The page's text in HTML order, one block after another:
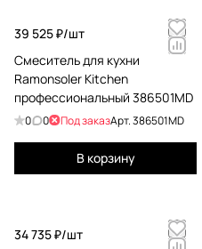
39 525 ₽/шт
Смеситель для кухни
Ramonsoler Kitchen
профессиональный 386501MD
0 0 Под заказАрт.386501MD
В корзину
34 735 ₽/шт